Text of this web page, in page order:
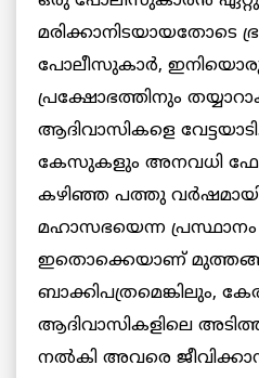
മരിക്കാനിടയായതോടെ
പോലീസുകാര്‍, ഇനിയൊരു
പ്രക്ഷോഭത്തിനും
ആദിവാസികളെ
കേസുകളും അനവധി
കഴിഞ്ഞ പത്തു
മഹാസഭയെന്ന
ഇതൊക്കെയാണ്
ബാക്കിപത്രമെങ്കിലും,
ആദിവാസികളിലെ
നല്‍കി അവരെ